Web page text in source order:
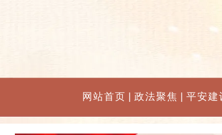
网站首页 政法聚焦 平安建